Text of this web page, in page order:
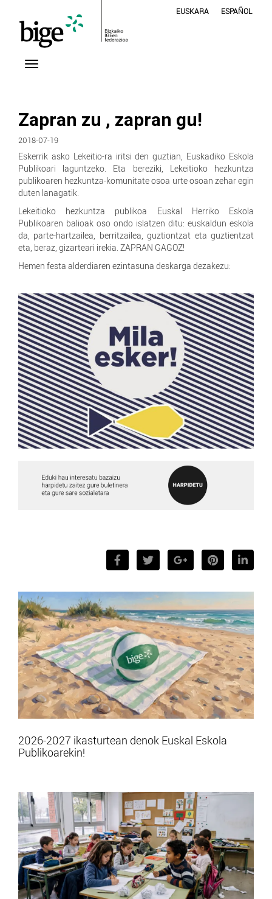
EUSKARA ESPAÑOL
Zapran zu , zapran gu!
2018-07-19
Eskerrik asko Lekeitio-ra iritsi den guztian, Euskadiko Eskola
Publikoari laguntzeko.
Eta bereziki, Lekeitioko hezkuntza
publikoaren hezkuntza-komunitate osoa urte osoan zehar egin
duten lanagatik.
Lekeitioko hezkuntza publikoa Euskal Herriko Eskola
Publikoaren balioak oso ondo islatzen ditu: euskaldun eskola
da, parte-hartzailea, berritzailea, guztiontzat eta guztientzat
eta, beraz, gizarteari irekia. ZAPRAN GAGOZ!
Hemen festa alderdiaren ezintasuna deskarga dezakezu:
2026-2027 ikasturtean denok Euskal Eskola
Publikoarekin!